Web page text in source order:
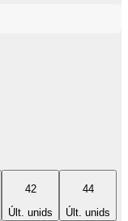
42
Últ. unids
44
Últ. unids